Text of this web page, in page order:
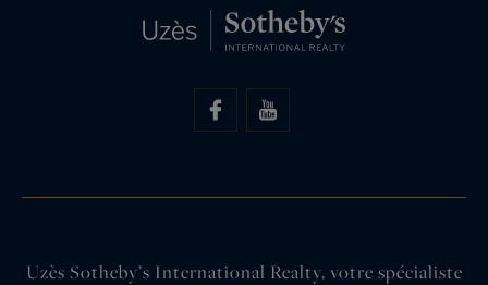
Uzès Sotheby’s International Realty, votre spécialiste